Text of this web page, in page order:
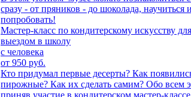
сразу - от пряников - до шоколада, научиться
попробовать!
Мастер-класс по кондитерскому искусству
выездом в школу
с человека
от 950 руб.
Кто придумал первые десерты? Как
пирожные? Как их сделать самим? Обо всем
приняв участие в кондитерском мастер-